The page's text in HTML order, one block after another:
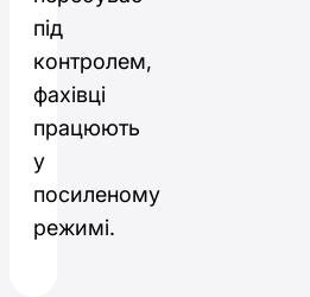
під
контролем,
фахівці
працюють
у
посиленому
режимі.